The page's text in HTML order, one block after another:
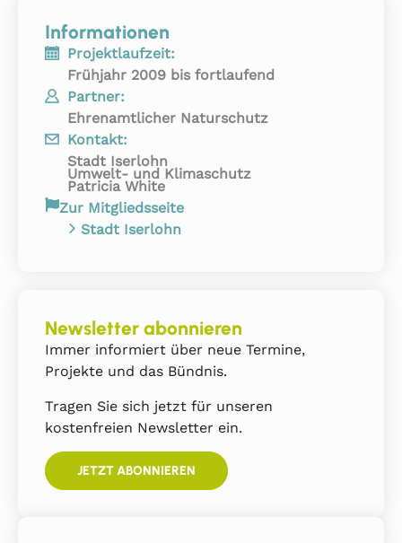
Informationen
Projektlaufzeit:
Frühjahr 2009 bis fortlaufend
Partner:
Ehrenamtlicher Naturschutz
Kontakt:
Stadt Iserlohn
Umwelt- und Klimaschutz
Patricia White
Zur Mitgliedsseite
Stadt Iserlohn
Newsletter abonnieren
Immer informiert über neue Termine,
Projekte und das Bündnis.
Tragen Sie sich jetzt für unseren
kostenfreien Newsletter ein.
JETZT ABONNIEREN